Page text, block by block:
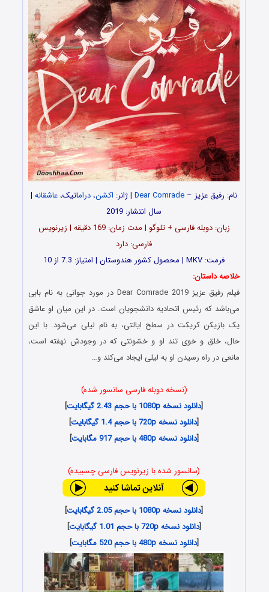
نام: رفیق عزیز – Dear Comrade | ژانر: اکشن، دراماتیک، عاشقانه |
سال انتشار: 2019
زبان: دوبله فارسی + تلوگو | مدت‌ زمان: 169 دقیقه | زیرنویس
فارسی: دارد
فرمت: MKV | محصول کشور هندوستان | امتیاز: 7.3 از 10
خلاصه داستان:
فیلم رفیق عزیز Dear Comrade 2019 در مورد جوانی به نام بابی
می‌باشد که رئیس اتحادیه دانشجویان است. در این میان او عاشق
یک بازیکن کریکت در سطح ایالتی، به نام لیلی می‌شود. با این
حال، خلق و خوی تند او و خشونتی که در وجودش نهفته است،
مانعی در راه رسیدن او به لیلی ایجاد می‌کند و…
(نسخه دوبله فارسی سانسور شده)
[دانلود نسخه 1080p با حجم 2.43 گیگابایت
]
[دانلود نسخه 720p با حجم 1.4 گیگابایت
]
[دانلود نسخه 480p با حجم 917 مگابایت ]
(سانسور شده با زیرنویس فارسی چسبیده)
[دانلود نسخه 1080p با حجم 2.05 گیگابایت
]
[دانلود نسخه 720p با حجم 1.01 گیگابایت
]
[دانلود نسخه 480p با حجم 520 مگابایت ]